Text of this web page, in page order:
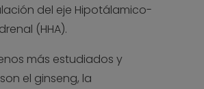
del eje Hipotálamico-
(HHA).
más estudiados y
el ginseng, la